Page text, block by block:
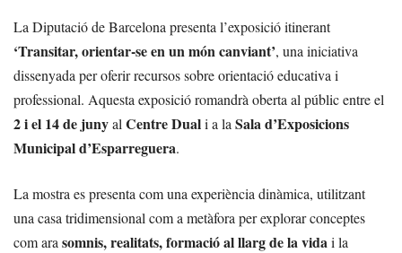
La Diputació de Barcelona presenta l’exposició itinerant
‘Transitar, orientar-se en un món canviant’, una iniciativa
dissenyada per oferir recursos sobre orientació educativa i
professional. Aquesta exposició romandrà oberta al públic entre el
2 i el 14 de junyal Centre Duali a la Sala d’Exposicions
Municipal d’Esparreguera.
La mostra es presenta com una experiència dinàmica, utilitzant
una casa tridimensional com a metàfora per explorar conceptes
com ara somnis, realitats, formació al llarg de la vidai la